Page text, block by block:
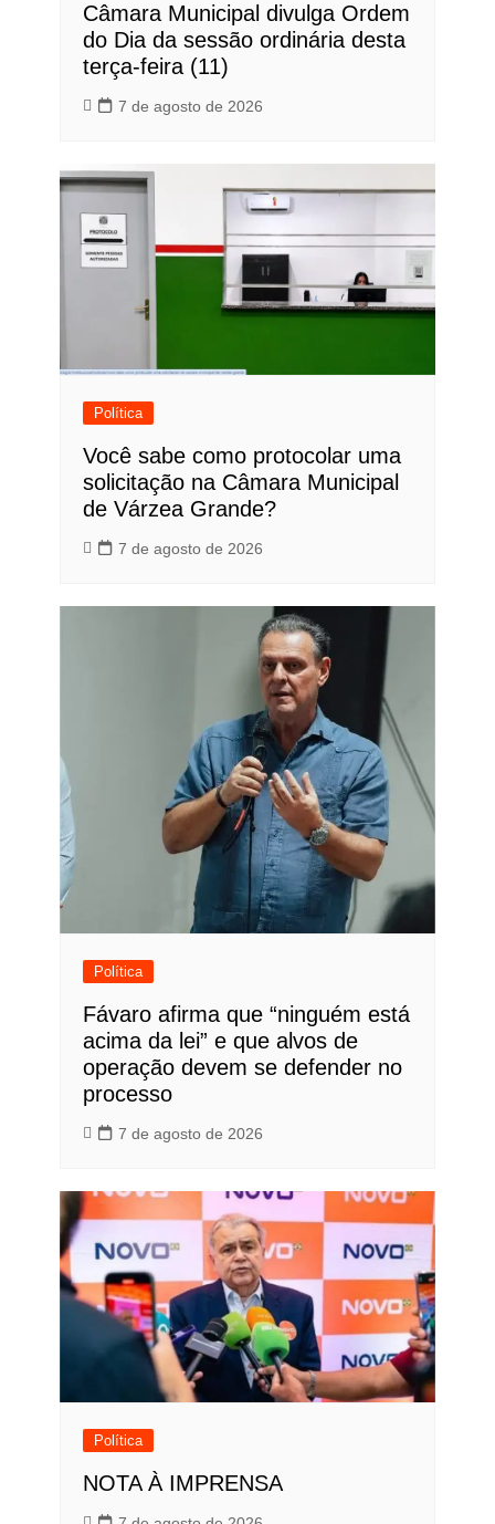
Câmara Municipal divulga Ordem
do Dia da sessão ordinária desta
terça-feira (11)
7 de agosto de 2026
Política
Você sabe como protocolar uma
solicitação na Câmara Municipal
de Várzea Grande?
7 de agosto de 2026
Política
Fávaro afirma que “ninguém está
acima da lei” e que alvos de
operação devem se defender no
processo
7 de agosto de 2026
Política
NOTA À IMPRENSA